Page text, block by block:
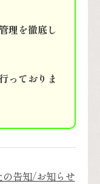
理を徹底し
っておりま
の告知/お知らせ